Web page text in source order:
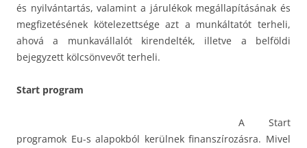
és nyilvántartás, valamint a járulékok megállapításának és
megfizetésének kötelezettsége azt a munkáltatót terheli,
ahová a munkavállalót kirendelték, illetve a belföldi
bejegyzett kölcsönvevőt terheli.
Start program
A Start
programok Eu-s alapokból kerülnek finanszírozásra. Mivel